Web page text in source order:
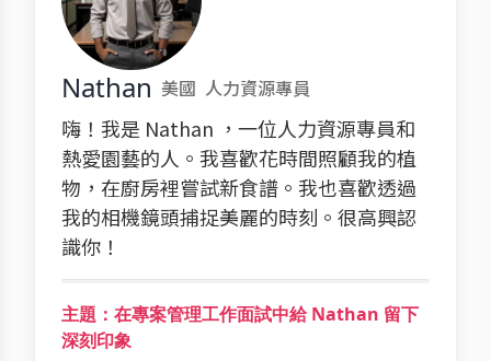
Nathan 美國 人力資源專員
嗨！我是 Nathan ，一位人力資源專員和
熱愛園藝的人。我喜歡花時間照顧我的植
物，在廚房裡嘗試新食譜。我也喜歡透過
我的相機鏡頭捕捉美麗的時刻。很高興認
識你！
主題：在專案管理工作面試中給 Nathan 留下
深刻印象